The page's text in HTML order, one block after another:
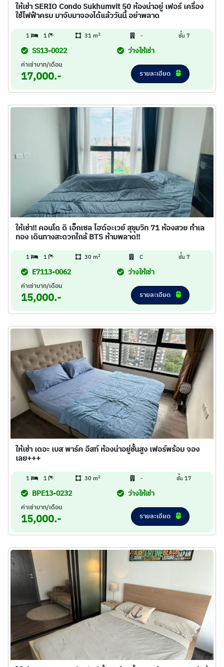
ให้เช่า SERIO Condo Sukhumvit 50 ห้องน่าอยู่ เฟอร์ เครื่อง
ใช้ไฟฟ้าครบ มาจับมาจองได้แล้ววันนี้ อย่าพลาด
1 1 31 m2 - ชั้น 7
SS13-0022 ว่างให้เช่า
ค่าเช่าบาท/เดือน
17,000.- รายละเอียด
ให้เช่า!! คอนโด ดิ เอ็กเซล ไฮด์อะเวย์ สุขุมวิท 71 ห้องสวย ทำเล
ทอง เดินทางสะดวกใกล้ BTS ห้ามพลาด!!
1 1 30 m2 C ชั้น 7
E7113-0062 ว่างให้เช่า
ค่าเช่าบาท/เดือน
15,000.- รายละเอียด
ให้เช่า เดอะ เบส พาร์ค อีสท์ ห้องน่าอยู่ชั้นสูง เฟอร์พร้อม จอง
เลย+++
1 1 30 m2 - ชั้น 17
BPE13-0232 ว่างให้เช่า
ค่าเช่าบาท/เดือน
15,000.- รายละเอียด